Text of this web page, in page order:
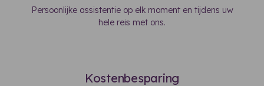
Persoonlijke assistentie op elk moment en tijdens uw
hele reis met ons.
Kostenbesparing